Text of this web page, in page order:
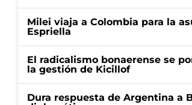
Milei viaja a Colombia para la
Espriella
El radicalismo bonaerense se
la gestión de Kicillof
Dura respuesta de Argentina a